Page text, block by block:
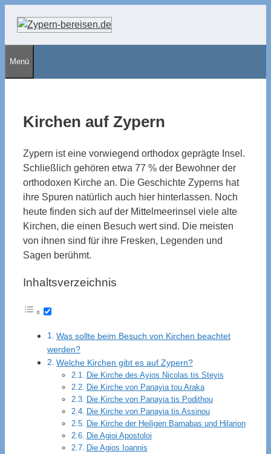
Inhalt
Menü
Kirchen auf Zypern
Zypern ist eine vorwiegend orthodox geprägte Insel.
Schließlich gehören etwa 77 % der Bewohner der
orthodoxen Kirche an. Die Geschichte Zyperns hat
ihre Spuren natürlich auch hier hinterlassen. Noch
heute finden sich auf der Mittelmeerinsel viele alte
Kirchen, die einen Besuch wert sind. Die meisten
von ihnen sind für ihre Fresken, Legenden und
Sagen berühmt.
Inhaltsverzeichnis
Was sollte beim Besuch von Kirchen beachtet
werden?
Welche Kirchen gibt es auf Zypern?
Die Kirche des Ayios Nicolas tis Steyis
Die Kirche von Panayia tou Araka
Die Kirche von Panayia tis Podithou
Die Kirche von Panayia tis Assinou
Die Kirche der Heiligen Barnabas und Hilarion
Die Agioi Apostoloi
Die Agios Ioannis